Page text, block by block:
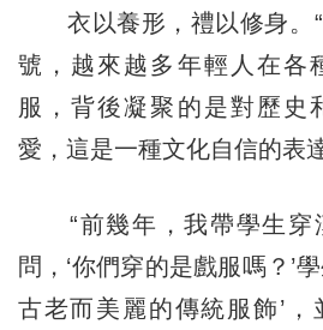
衣以養形，禮以修身。“
號，越來越多年輕人在各
服，背後凝聚的是對歷史
愛，這是一種文化自信的表
“前幾年，我帶學生穿
問，‘你們穿的是戲服嗎？’
古老而美麗的傳統服飾’